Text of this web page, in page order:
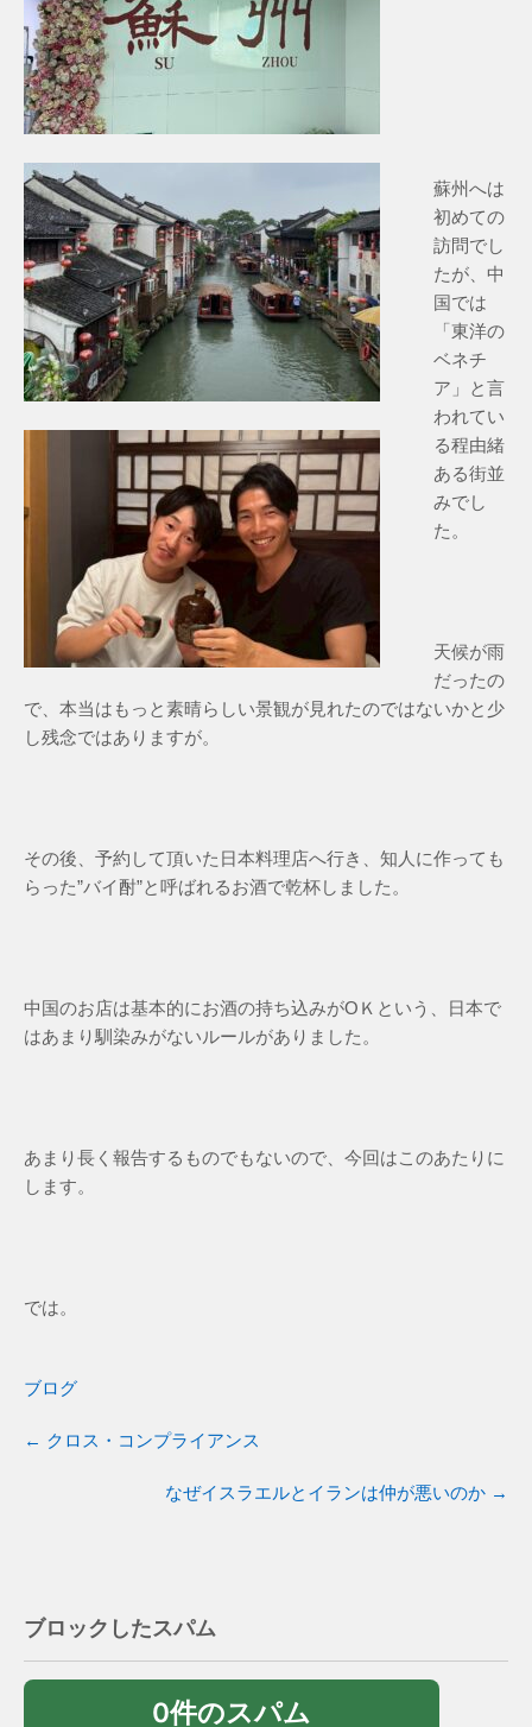
蘇州へは
初めての
訪問でし
たが、中
国では
「東洋の
ベネチ
ア」と言
われてい
る程由緒
ある街並
みでし
た。
天候が雨
だったの
で、本当はもっと素晴らしい景観が見れたのではないかと少
し残念ではありますが。
その後、予約して頂いた日本料理店へ行き、知人に作っても
らった”バイ酎”と呼ばれるお酒で乾杯しました。
中国のお店は基本的にお酒の持ち込みがОＫという、日本で
はあまり馴染みがないルールがありました。
あまり長く報告するものでもないので、今回はこのあたりに
します。
では。
ブログ
← クロス・コンプライアンス
なぜイスラエルとイランは仲が悪いのか →
ブロックしたスパム
0件のスパム